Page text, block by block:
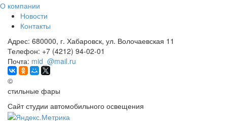
О компании
Новости
Контакты
Адрес: 680000, г. Хабаровск, ул. Волочаевская 11
Телефон: +7 (4212) 94-02-01
Почта: mid_@mail.ru
©
стильные фары
Сайт студии автомобильного освещения